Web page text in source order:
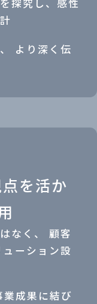
探究し、感性
より深く伝
を活か
なく、 顧客
ーション設
成果に結び